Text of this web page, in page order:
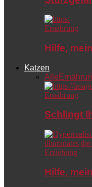
Ernährung
Hilfe,
Katzen
Alle
Ernährung
Schlingt
Erziehung
Hilfe,